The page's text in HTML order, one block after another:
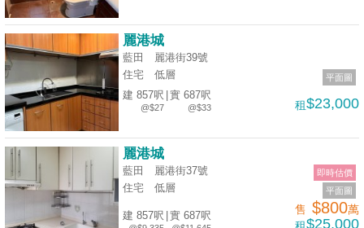
平面圖
麗港城
藍田 麗港街39號
住宅
低層
建 857呎
@$27
實 687呎
@$33 租$23,000
平面圖
即時估價
麗港城
藍田 麗港街37號
住宅
低層
建 857呎 實 687呎 售 $800萬
$25,000